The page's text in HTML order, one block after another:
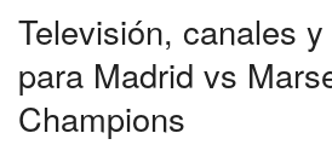
Televisión, canales
para Madrid vs
Champions